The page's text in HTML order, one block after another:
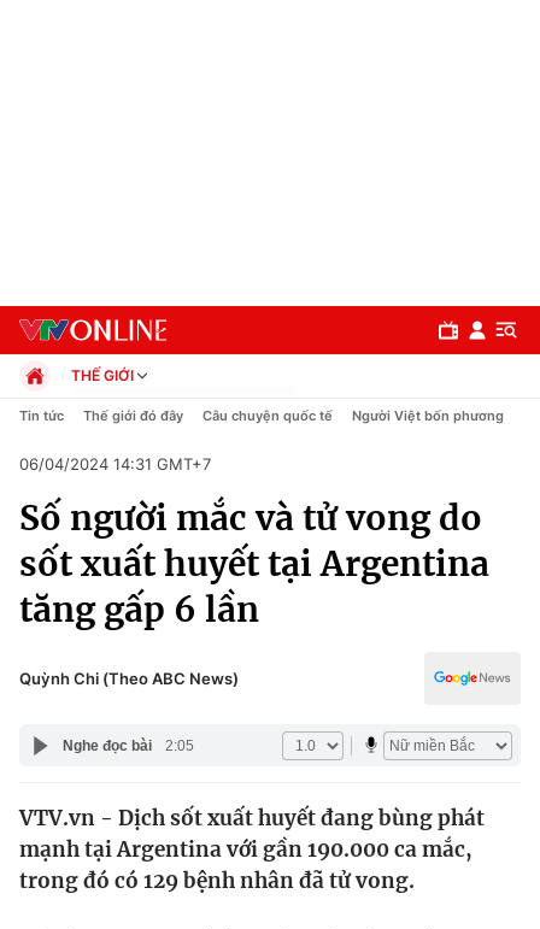
Chuyên mục
Chính trị
Xã hội
Pháp luật
Y tế
Thế giới
Tin tức
Kinh tế
THẾ GIỚI
Chính trị
Pháp luật
Kinh tế
Thể thao
Truyền hình
Văn hóa - Giải trí
Y tế
Công nghệ
Tin tức Thế giới đó đây Câu chuyện quốc tế Người Việt bốn phương
06/04/2024 14:31 GMT+7
Số người mắc và tử vong do
sốt xuất huyết tại Argentina
tăng gấp 6 lần
Quỳnh Chi (Theo ABC News)
Nghe đọc bài 2:05
VTV.vn - Dịch sốt xuất huyết đang bùng phát
mạnh tại Argentina với gần 190.000 ca mắc,
trong đó có 129 bệnh nhân đã tử vong.